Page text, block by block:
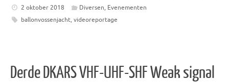
2 oktober 2018 Diversen, Evenementen
ballonvossenjacht, videoreportage
Derde DKARS VHF-UHF-SHF Weak signal